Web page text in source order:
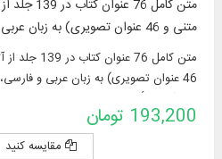
متنی و 46 عنوان تصویری) به زبان عربی و فارسی،
46 عنوان تصویری) به زبان عربی و
193,200 تومان
مقایسه کنید